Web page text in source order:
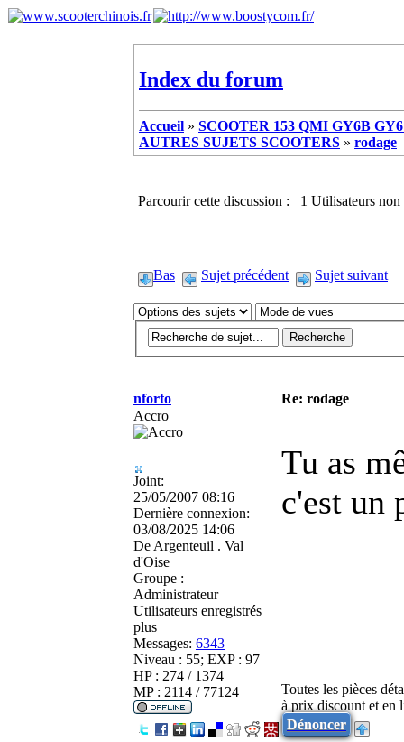
Index du forum
Accueil » SCOOTER 153 QMI GY6B
AUTRES SUJETS SCOOTERS » rodage
Parcourir cette discussion : 1 Utilisateurs non
Bas Sujet précédent Sujet suivant
nforto
Re: rodage
Accro
Joint:
25/05/2007 08:16
Dernière connexion:
03/08/2025 14:06
De Argenteuil . Val
d'Oise
Groupe :
Administrateur
Utilisateurs enregistrés
plus
Messages: 6343
Niveau : 55; EXP : 97
HP : 274 / 1374
MP : 2114 / 77124
Tu as
c'est un
Toutes les pièces
à prix discount et
Dénoncer